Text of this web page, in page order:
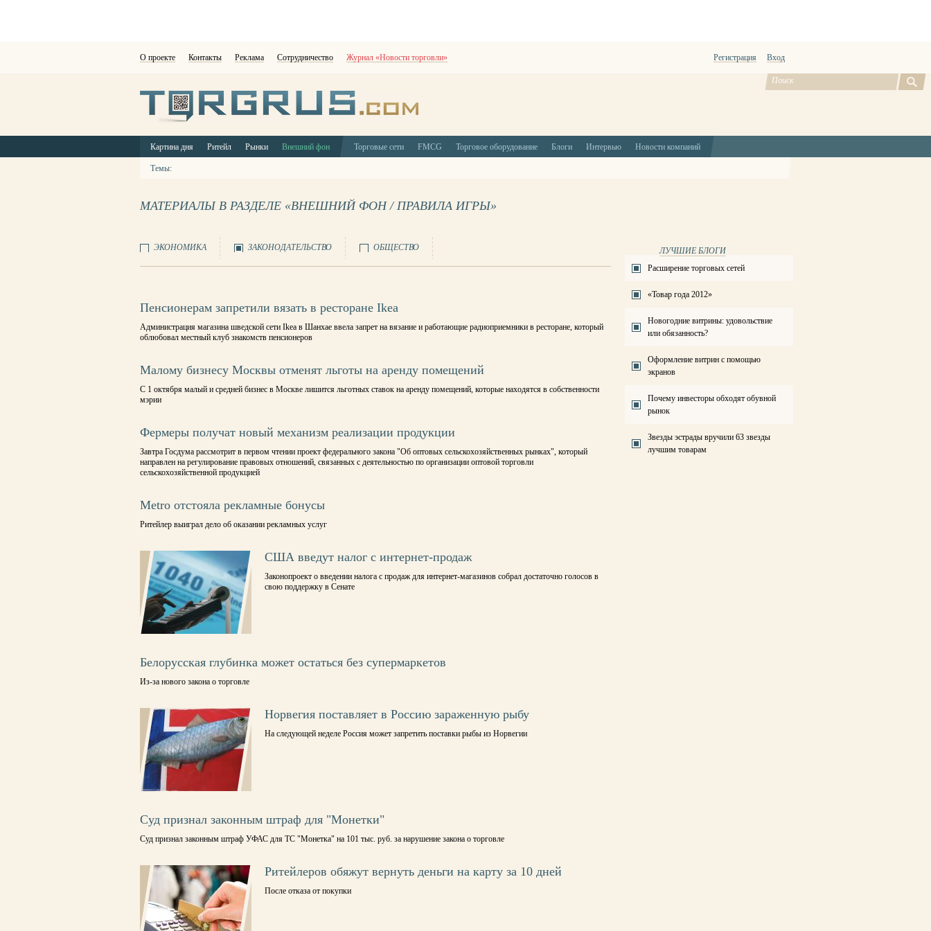
О проекте Контакты Реклама Сотрудничество Журнал «Новости торговли» Регистрация Вход
Картина дня Ритейл Рынки Внешний фон Торговые сети FMCG Торговое оборудование Блоги Интервью Новости компаний
Темы:
МАТЕРИАЛЫ В РАЗДЕЛЕ «ВНЕШНИЙ ФОН / ПРАВИЛА ИГРЫ»
ЭКОНОМИКА ЗАКОНОДАТЕЛЬСТВО ОБЩЕСТВО
Пенсионерам запретили вязать в ресторане Ikea
Администрация магазина шведской сети Ikea в Шанхае ввела запрет на вязание и работающие радиоприемники в ресторане, который
облюбовал местный клуб знакомств пенсионеров
Малому бизнесу Москвы отменят льготы на аренду помещений
С 1 октября малый и средней бизнес в Москве лишится льготных ставок на аренду помещений, которые находятся в собственности
мэрии
Фермеры получат новый механизм реализации продукции
Завтра Госдума рассмотрит в первом чтении проект федерального закона "Об оптовых сельскохозяйственных рынках", который
направлен на регулирование правовых отношений, связанных с деятельностью по организации оптовой торговли
сельскохозяйственной продукцией
Metro отстояла рекламные бонусы
Ритейлер выиграл дело об оказании рекламных услуг
США введут налог с интернет-продаж
Законопроект о введении налога с продаж для интернет-магазинов собрал достаточно голосов в
свою поддержку в Сенате
Белорусская глубинка может остаться без супермаркетов
Из-за нового закона о торговле
Норвегия поставляет в Россию зараженную рыбу
На следующей неделе Россия может запретить поставки рыбы из Норвегии
Суд признал законным штраф для "Монетки"
Суд признал законным штраф УФАС для ТС "Монетка" на 101 тыс. руб. за нарушение закона о торговле
Ритейлеров обяжут вернуть деньги на карту за 10 дней
После отказа от покупки
ЛУЧШИЕ БЛОГИ
Расширение торговых сетей
«Товар года 2012»
Новогодние витрины: удовольствие
или обязанность?
Оформление витрин с помощью
экранов
Почему инвесторы обходят обувной
рынок
Звезды эстрады вручили 63 звезды
лучшим товарам